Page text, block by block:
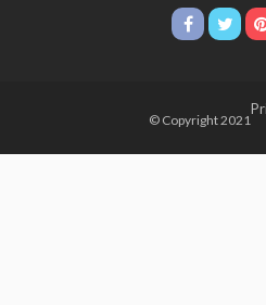
© Copyright 2021